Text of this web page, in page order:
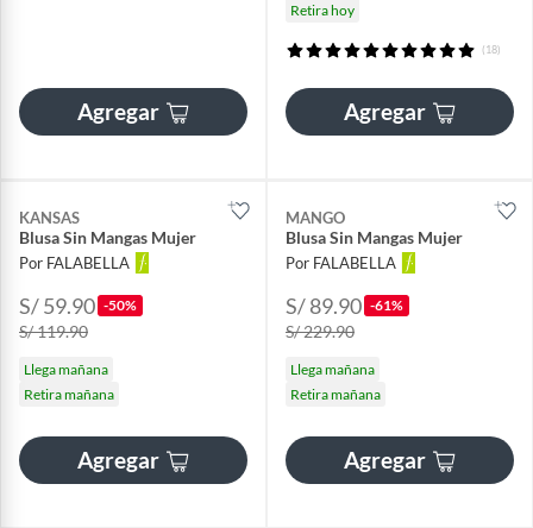
Agregar
Retira hoy
(18)
Agregar
KANSAS
Blusa Sin Mangas Mujer
Por FALABELLA
S/ 59.90 -50%
S/ 119.90
Llega mañana
Retira mañana
Agregar
MANGO
Blusa Sin Mangas Mujer
Por FALABELLA
S/ 89.90 -61%
S/ 229.90
Llega mañana
Retira mañana
Agregar